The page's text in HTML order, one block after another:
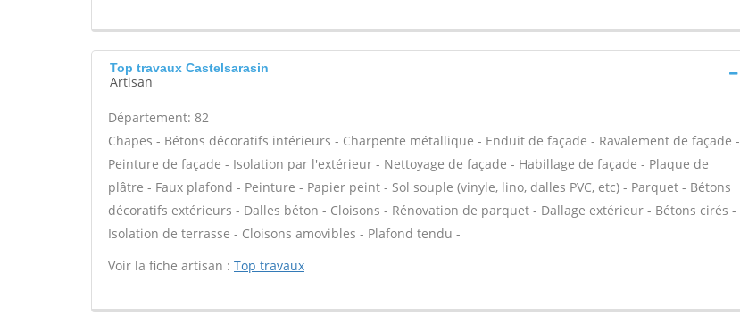
Top travaux Castelsarasin
Artisan
Département: 82
Chapes - Bétons décoratifs intérieurs - Charpente métallique - Enduit de façade - Ravalement de façade -
Peinture de façade - Isolation par l'extérieur - Nettoyage de façade - Habillage de façade - Plaque de
plâtre - Faux plafond - Peinture - Papier peint - Sol souple (vinyle, lino, dalles PVC, etc) - Parquet - Bétons
décoratifs extérieurs - Dalles béton - Cloisons - Rénovation de parquet - Dallage extérieur - Bétons cirés -
Isolation de terrasse - Cloisons amovibles - Plafond tendu -
Voir la fiche artisan : Top travaux